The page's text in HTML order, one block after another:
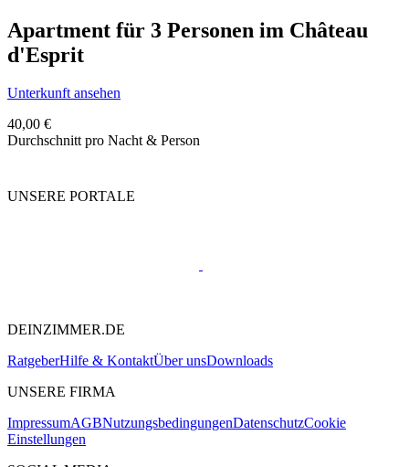
Apartment für 3 Personen im Château
d'Esprit
Unterkunft ansehen
40,00 €
Durchschnitt pro Nacht & Person
UNSERE PORTALE
DEINZIMMER.DE
RatgeberHilfe & KontaktÜber unsDownloads
UNSERE FIRMA
ImpressumAGBNutzungsbedingungenDatenschutzCookie
Einstellungen